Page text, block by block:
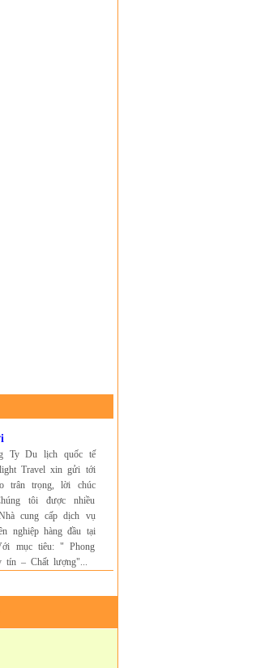
Ty Du lịch quốc tế
Travel xin gửi tới
trân trọng, lời chúc
tôi được nhiều
cung cấp dịch vụ
nghiệp hàng đầu tại
mục tiêu: " Phong
tín – Chất lượng"...